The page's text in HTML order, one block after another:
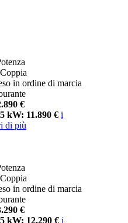
Coppia
in ordine di marcia
€
kW: 11.890 € i
di più
Coppia
in ordine di marcia
€
kW: 12.290 € i